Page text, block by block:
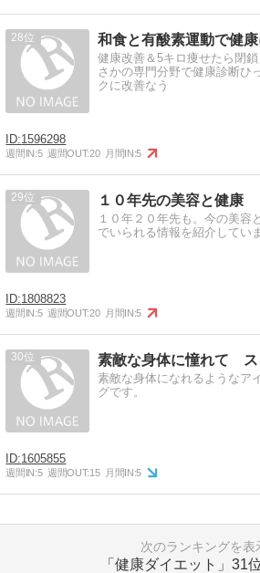
28
健康改善＆5キロ痩せたら閉
さかの専門分野で健康診断ひ
クに改善なう
1596298
週間IN:5 週間OUT:20 月間IN:5
29 １０年先の美容と健康
１０年２０年先も。今の美容
でいられる情報を紹介していま
1808823
週間IN:5 週間OUT:20 月間IN:5
30
素敵な身体になれるようなア
グです。
1605855
週間IN:5 週間OUT:15 月間IN:5
次のランキングを表
「健康ダイエット」 31